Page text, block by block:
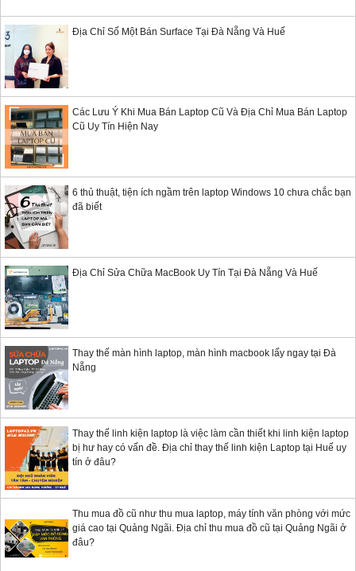
Địa Chỉ Số Một Bán Surface Tại Đà Nẵng Và Huế
Các Lưu Ý Khi Mua Bán Laptop Cũ Và Địa Chỉ Mua Bán Laptop
Cũ Uy Tín Hiện Nay
6 thủ thuật, tiện ích ngầm trên laptop Windows 10 chưa chắc bạn
đã biết
Địa Chỉ Sửa Chữa MacBook Uy Tín Tại Đà Nẵng Và Huế
Thay thế màn hình laptop, màn hình macbook lấy ngay tại Đà
Nẵng
Thay thế linh kiện laptop là việc làm cần thiết khi linh kiện laptop
bị hư hay có vấn đề. Địa chỉ thay thế linh kiện Laptop tại Huế uy
tín ở đâu?
Thu mua đồ cũ như thu mua laptop, máy tính văn phòng với mức
giá cao tại Quảng Ngãi. Địa chỉ thu mua đồ cũ tại Quảng Ngãi ở
đâu?